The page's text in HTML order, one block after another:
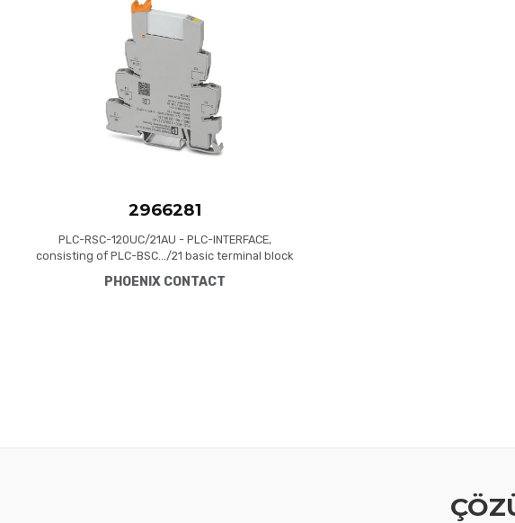
2966281
PLC-RSC-120UC/21AU - PLC-INTERFACE,
consisting of PLC-BSC.../21 basic terminal block
relay with multi-layer gold contact, for mounting
PHOENIX CONTACT